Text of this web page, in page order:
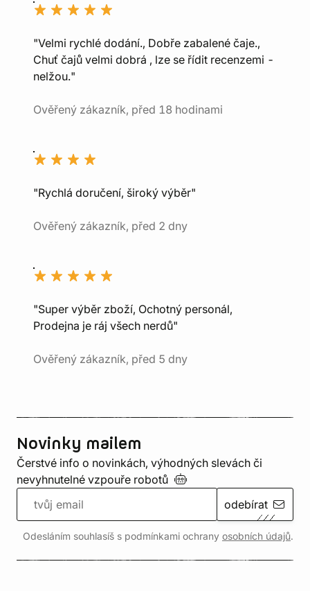
"Velmi rychlé dodání., Dobře zabalené čaje.,
Chuť čajů velmi dobrá , lze se řídit recenzemi -
nelžou."
Ověřený zákazník, před 18 hodinami
"Rychlá doručení, široký výběr"
Ověřený zákazník, před 2 dny
"Super výběr zboží, Ochotný personál,
Prodejna je ráj všech nerdů"
Ověřený zákazník, před 5 dny
Novinky mailem
Čerstvé info o novinkách, výhodných slevách či
nevyhnutelné vzpouře robotů
odebírat
Odesláním souhlasíš s podmínkami ochrany osobních údajů.